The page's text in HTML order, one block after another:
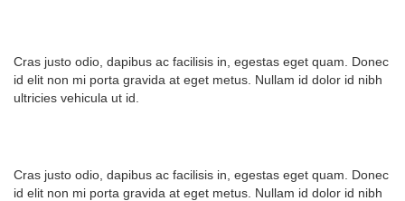
Cras justo odio, dapibus ac facilisis in, egestas eget quam. Donec
id elit non mi porta gravida at eget metus. Nullam id dolor id nibh
ultricies vehicula ut id.
Cras justo odio, dapibus ac facilisis in, egestas eget quam. Donec
id elit non mi porta gravida at eget metus. Nullam id dolor id nibh